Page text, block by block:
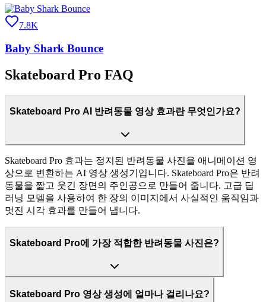
7.8K
Baby Shark Bounce
Skateboard Pro FAQ
Skateboard Pro AI 반려동물 영상 효과란 무엇인가요?
Skateboard Pro 효과는 정지된 반려동물 사진을 애니메이션 영
상으로 변환하는 AI 영상 생성기입니다. Skateboard Pro은 반려
동물을 짧고 웃긴 장면의 주인공으로 만들어 줍니다. 고급 딥
러닝 모델을 사용하여 한 장의 이미지에서 사실적인 움직임과
멋진 시각 효과를 만들어 냅니다.
Skateboard Pro에 가장 적합한 반려동물 사진은?
Skateboard Pro 영상 생성에 얼마나 걸리나요?